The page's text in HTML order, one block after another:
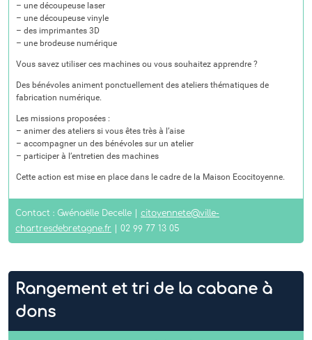
– une découpeuse laser
– une découpeuse vinyle
– des imprimantes 3D
– une brodeuse numérique
Vous savez utiliser ces machines ou vous souhaitez apprendre ?
Des bénévoles animent ponctuellement des ateliers thématiques de
fabrication numérique.
Les missions proposées :
– animer des ateliers si vous êtes très à l’aise
– accompagner un des bénévoles sur un atelier
– participer à l’entretien des machines
Cette action est mise en place dans le cadre de la Maison Ecocitoyenne.
Contact : Gwénaëlle Decelle | citoyennete@ville-
chartresdebretagne.fr | 02 99 77 13 05
Rangement et tri de la cabane à
dons